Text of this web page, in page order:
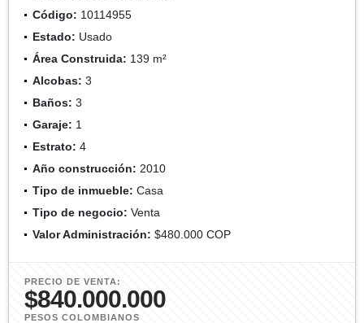
Código: 10114955
Estado: Usado
Área Construida: 139 m²
Alcobas: 3
Baños: 3
Garaje: 1
Estrato: 4
Año construcción: 2010
Tipo de inmueble: Casa
Tipo de negocio: Venta
Valor Administración: $480.000 COP
PRECIO DE VENTA:
$840.000.000
PESOS COLOMBIANOS